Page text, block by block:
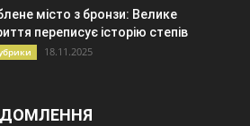
місто з бронзи: Велике
переписує історію степів
18.11.2025